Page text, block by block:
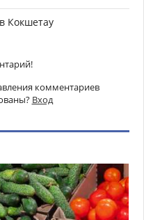
Кокшетау
комментариев
Вход